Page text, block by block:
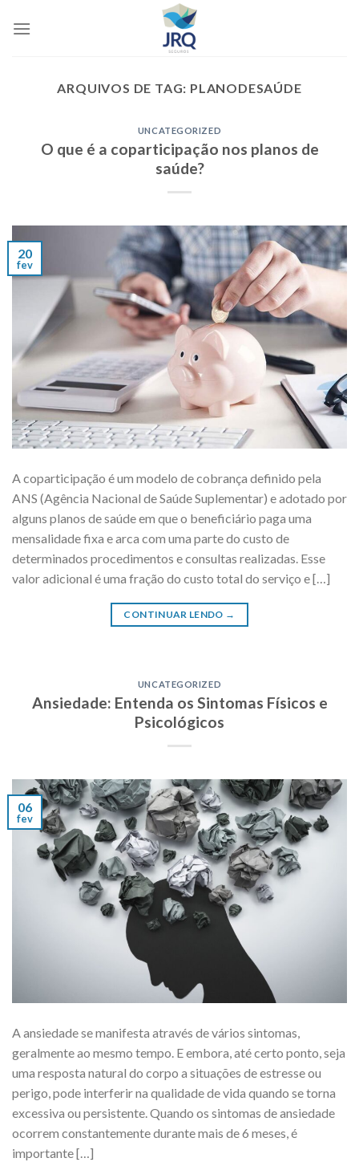
ARQUIVOS DE TAG: PLANODESAÚDE
UNCATEGORIZED
O que é a coparticipação nos planos de
saúde?
20
fev
A coparticipação é um modelo de cobrança definido pela
ANS (Agência Nacional de Saúde Suplementar) e adotado por
alguns planos de saúde em que o beneficiário paga uma
mensalidade fixa e arca com uma parte do custo de
determinados procedimentos e consultas realizadas. Esse
valor adicional é uma fração do custo total do serviço e […]
CONTINUAR LENDO →
UNCATEGORIZED
Ansiedade: Entenda os Sintomas Físicos e
Psicológicos
06
fev
A ansiedade se manifesta através de vários sintomas,
geralmente ao mesmo tempo. E embora, até certo ponto, seja
uma resposta natural do corpo a situações de estresse ou
perigo, pode interferir na qualidade de vida quando se torna
excessiva ou persistente. Quando os sintomas de ansiedade
ocorrem constantemente durante mais de 6 meses, é
importante […]